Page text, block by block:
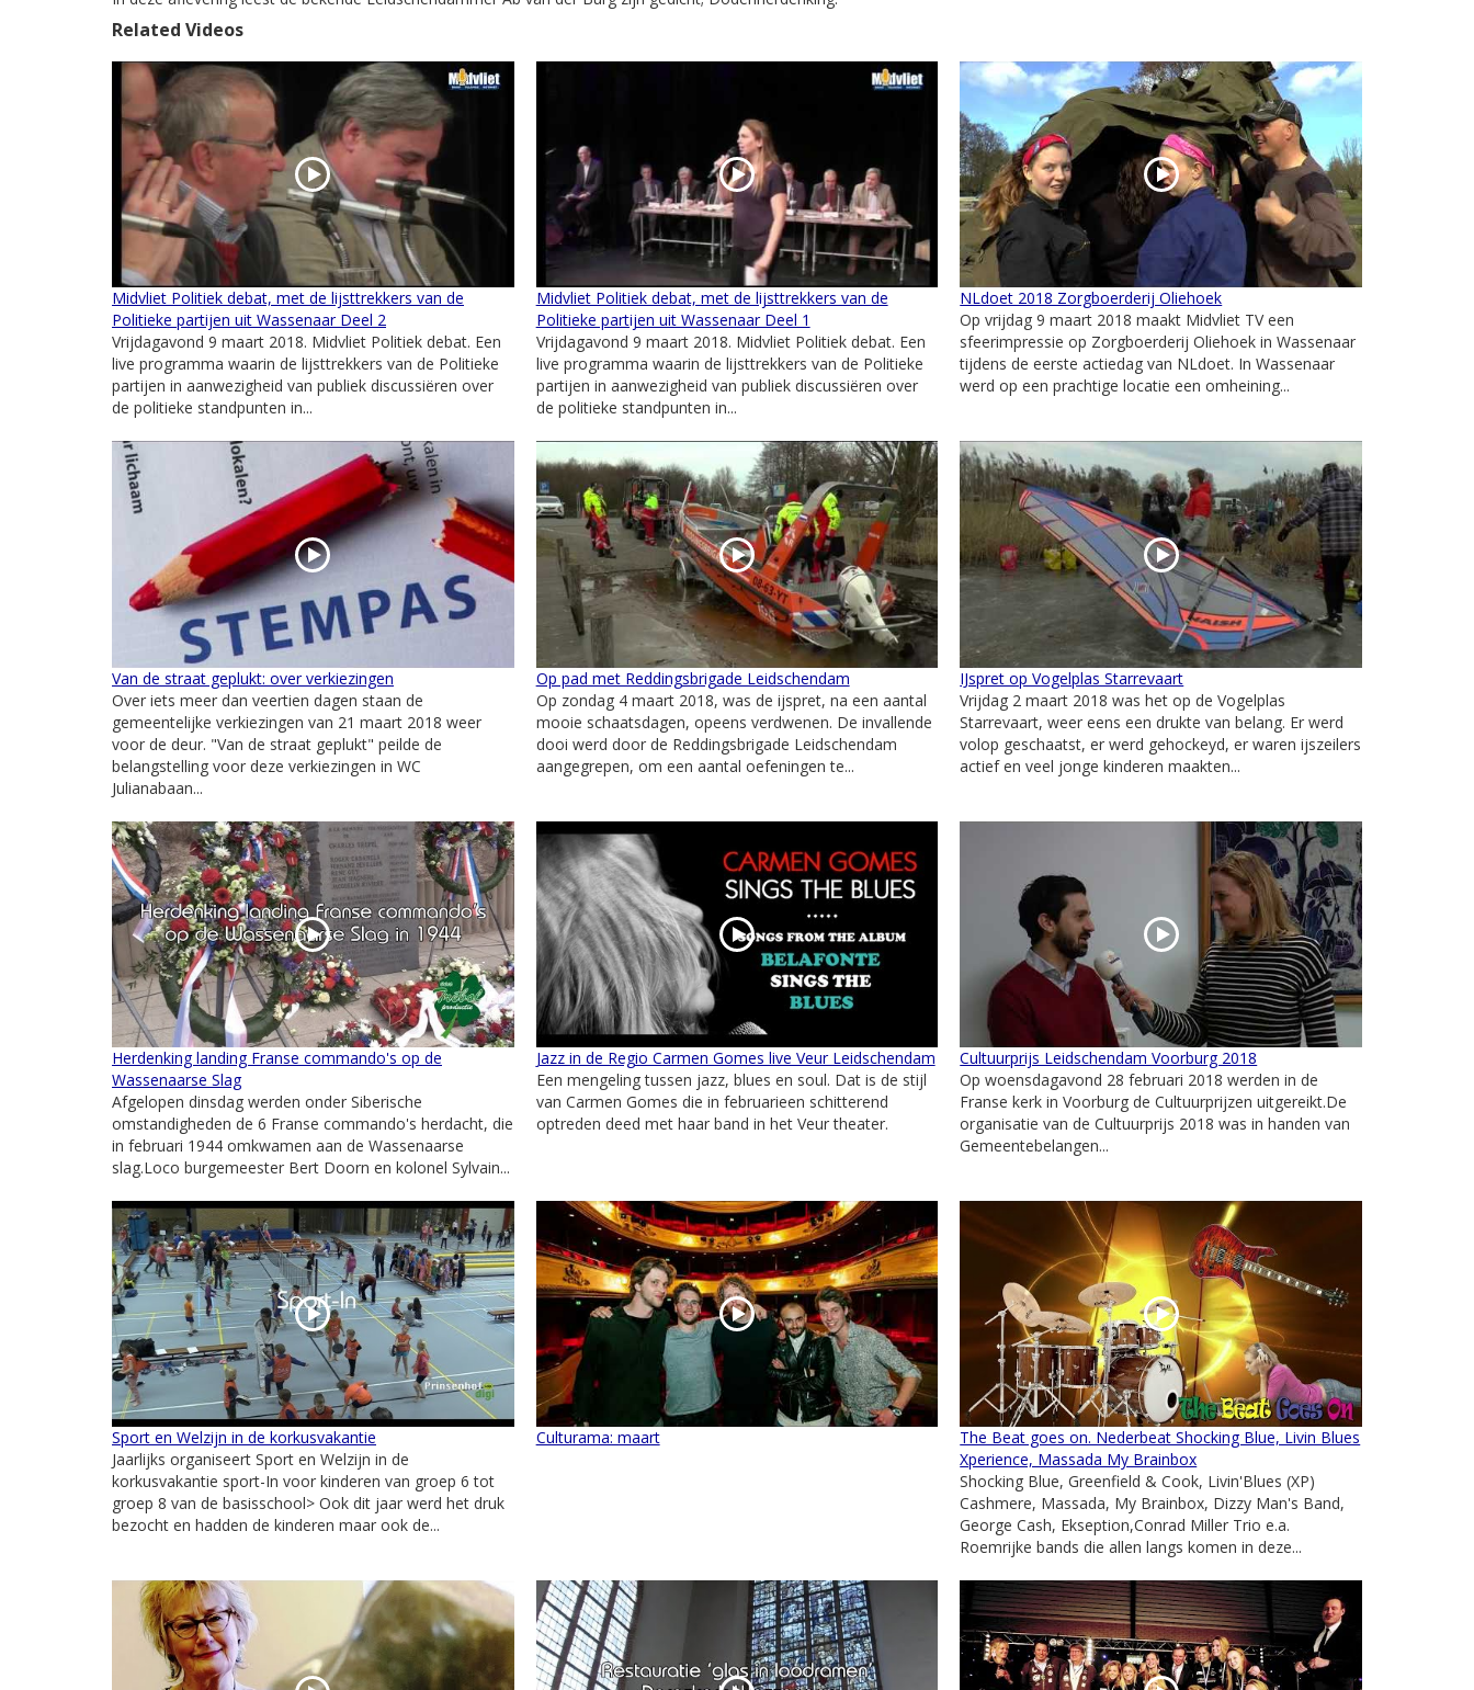
Related Videos
Midvliet Politiek debat, met de lijsttrekkers van de
Politieke partijen uit Wassenaar Deel 2
Vrijdagavond 9 maart 2018. Midvliet Politiek debat. Een
live programma waarin de lijsttrekkers van de Politieke
partijen in aanwezigheid van publiek discussiëren over
de politieke standpunten in...
Midvliet Politiek debat, met de lijsttrekkers van de
Politieke partijen uit Wassenaar Deel 1
Vrijdagavond 9 maart 2018. Midvliet Politiek debat. Een
live programma waarin de lijsttrekkers van de Politieke
partijen in aanwezigheid van publiek discussiëren over
de politieke standpunten in...
NLdoet 2018 Zorgboerderij Oliehoek
Op vrijdag 9 maart 2018 maakt Midvliet TV een
sfeerimpressie op Zorgboerderij Oliehoek in Wassenaar
tijdens de eerste actiedag van NLdoet. In Wassenaar
werd op een prachtige locatie een omheining...
Van de straat geplukt: over verkiezingen
Over iets meer dan veertien dagen staan de
gemeentelijke verkiezingen van 21 maart 2018 weer
voor de deur. "Van de straat geplukt" peilde de
belangstelling voor deze verkiezingen in WC
Julianabaan...
Op pad met Reddingsbrigade Leidschendam
Op zondag 4 maart 2018, was de ijspret, na een aantal
mooie schaatsdagen, opeens verdwenen. De invallende
dooi werd door de Reddingsbrigade Leidschendam
aangegrepen, om een aantal oefeningen te...
IJspret op Vogelplas Starrevaart
Vrijdag 2 maart 2018 was het op de Vogelplas
Starrevaart, weer eens een drukte van belang. Er werd
volop geschaatst, er werd gehockeyd, er waren ijszeilers
actief en veel jonge kinderen maakten...
Herdenking landing Franse commando's op de
Wassenaarse Slag
Afgelopen dinsdag werden onder Siberische
omstandigheden de 6 Franse commando's herdacht, die
in februari 1944 omkwamen aan de Wassenaarse
slag.Loco burgemeester Bert Doorn en kolonel Sylvain...
Jazz in de Regio Carmen Gomes live Veur Leidschendam
Een mengeling tussen jazz, blues en soul. Dat is de stijl
van Carmen Gomes die in februarieen schitterend
optreden deed met haar band in het Veur theater.
Cultuurprijs Leidschendam Voorburg 2018
Op woensdagavond 28 februari 2018 werden in de
Franse kerk in Voorburg de Cultuurprijzen uitgereikt.De
organisatie van de Cultuurprijs 2018 was in handen van
Gemeentebelangen...
Sport en Welzijn in de korkusvakantie
Jaarlijks organiseert Sport en Welzijn in de
korkusvakantie sport-In voor kinderen van groep 6 tot
groep 8 van de basisschool> Ook dit jaar werd het druk
bezocht en hadden de kinderen maar ook de...
Culturama: maart
The Beat goes on. Nederbeat Shocking Blue, Livin Blues
Xperience, Massada My Brainbox
Shocking Blue, Greenfield & Cook, Livin'Blues (XP)
Cashmere, Massada, My Brainbox, Dizzy Man's Band,
George Cash, Ekseption,Conrad Miller Trio e.a.
Roemrijke bands die allen langs komen in deze...